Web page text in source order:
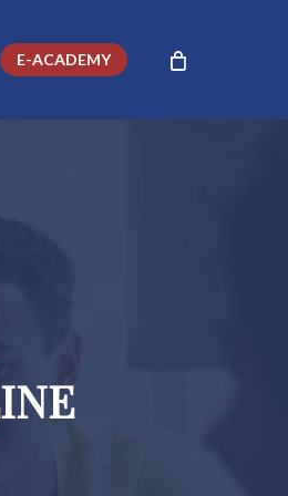
E-ACADEMY